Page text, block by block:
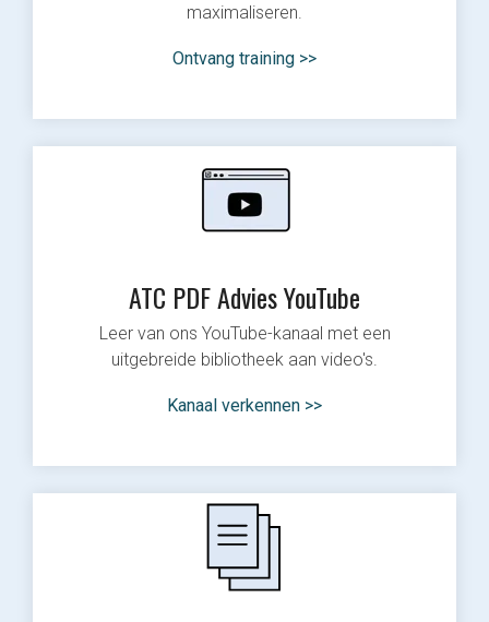
maximaliseren.
Ontvang training >>
ATC PDF Advies YouTube
Leer van ons YouTube-kanaal met een
uitgebreide bibliotheek aan video's.
Kanaal verkennen >>